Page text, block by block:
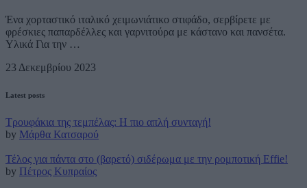
Ένα χορταστικό ιταλικό χειμωνιάτικο στιφάδο, σερβίρετε με
φρέσκιες παπαρδέλλες και γαρνιτούρα με κάστανο και πανσέτα.
Υλικά Για την …
23 Δεκεμβρίου 2023
Latest posts
Τρουφάκια της τεμπέλας: Η πιο απλή συνταγή!
by Μάρθα Κατσαρού
Τέλος για πάντα στο (βαρετό) σιδέρωμα με την ρομποτική Effie!
by Πέτρος Κυπραίος